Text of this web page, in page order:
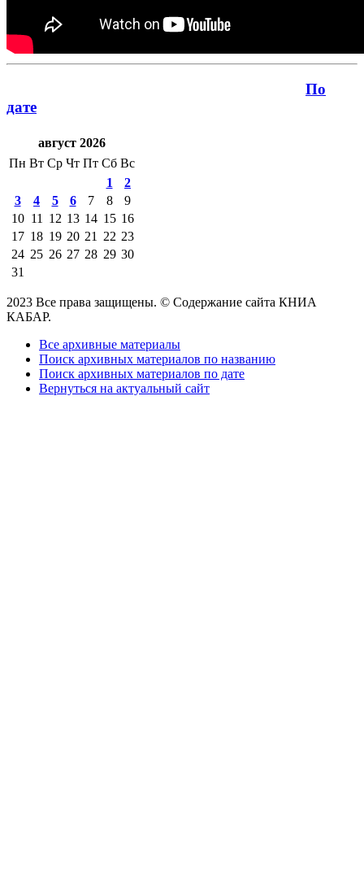
По
дате
август 2026
Пн Вт Ср Чт Пт Сб Вс
1
2
3
4 5 6 7 8
9
10 11 12 13 14 15 16
17 18 19 20 21 22 23
24 25 26 27 28 29 30
31
2023 Все права защищены. © Содержание сайта КНИА
КАБАР.
Все архивные материалы
Поиск архивных материалов по названию
Поиск архивных материалов по дате
Вернуться на актуальный сайт